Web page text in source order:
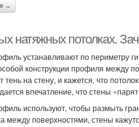
→
натяжных потолках.
устанавливают по периметру
конструкции профиля между
тень на стену, и кажется, что
впечатление, что стены
используют, чтобы размыть
между поверхностями, стены